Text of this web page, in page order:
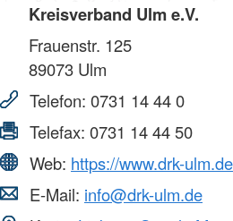
Kreisverband Ulm e.V.
Frauenstr. 125
89073 Ulm
Telefon: 0731 14 44 0
Telefax: 0731 14 44 50
Web: https://www.drk-ulm.de
E-Mail: info@drk-ulm.de